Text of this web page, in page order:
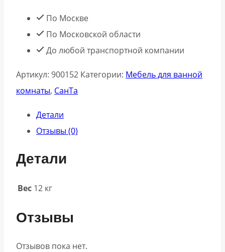
По Москве
По Московской области
До любой транспортной компании
Артикул: 900152 Категории: Мебель для ванной
комнаты, СанТа
Детали
Отзывы (0)
Детали
Вес 12 кг
Отзывы
Отзывов пока нет.